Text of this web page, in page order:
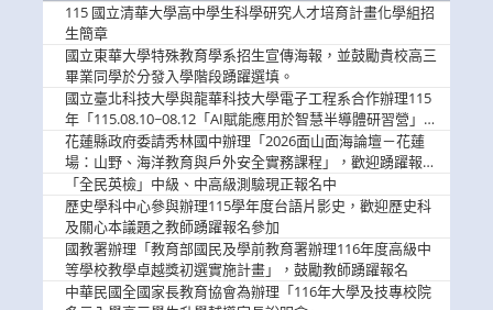
115 國立清華大學高中學生科學研究人才培育計畫化學組招
生簡章
國立東華大學特殊教育學系招生宣傳海報，並鼓勵貴校高三
畢業同學於分發入學階段踴躍選填。
國立臺北科技大學與龍華科技大學電子工程系合作辦理115
年「115.08.10~08.12「AI賦能應用於智慧半導體研習營」，
歡迎學生踴躍報名參加
花蓮縣政府委請秀林國中辦理「2026面山面海論壇－花蓮
場：山野、海洋教育與戶外安全實務課程」，歡迎踴躍報名
參加
「全民英檢」中級、中高級測驗現正報名中
歷史學科中心參與辦理115學年度台語片影史，歡迎歷史科
及關心本議題之教師踴躍報名參加
國教署辦理「教育部國民及學前教育署辦理116年度高級中
等學校教學卓越獎初選實施計畫」，鼓勵教師踴躍報名
中華民國全國家長教育協會為辦理「116年大學及技專校院